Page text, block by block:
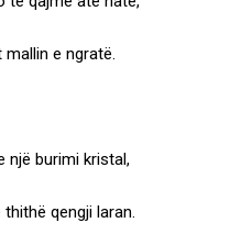
e ngratë.
një burimi kristal,
qengji laran.